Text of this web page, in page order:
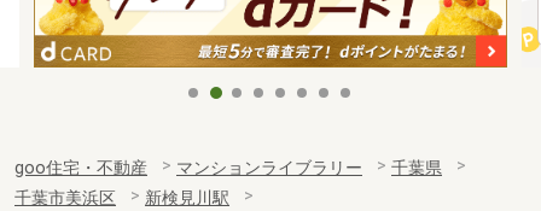
goo住宅・不動産 マンションライブラリー
千葉県
千葉市美浜区
新検見川駅